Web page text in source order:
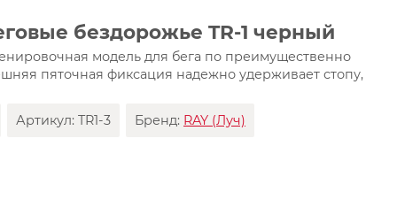
бездорожье TR-1 черный
модель для бега по преимущественно
пяточная фиксация надежно удерживает стопу,
Артикул:TR1-3 Бренд: RAY (Луч)